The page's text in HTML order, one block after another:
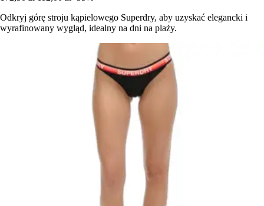
Odkryj górę stroju kąpielowego Superdry, aby uzyskać elegancki i
wyrafinowany wygląd, idealny na dni na plaży.